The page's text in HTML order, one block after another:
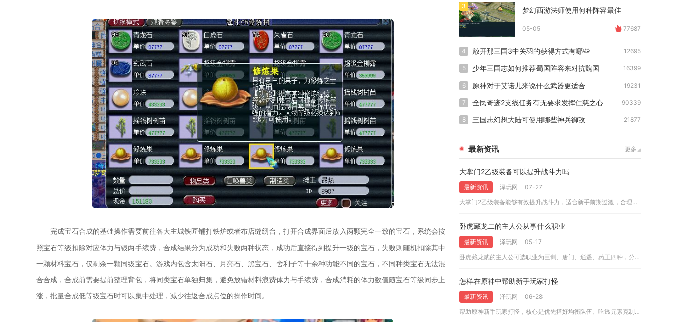
完成宝石合成的基础操作需要前往各大主城铁匠铺打铁炉或者布店缝纫台，打开合成界面后放入两颗完全一致的宝石，系统会按
照宝石等级扣除对应体力与银两手续费，合成结果分为成功和失败两种状态，成功后直接得到提升一级的宝石，失败则随机扣除其中
一颗材料宝石，仅剩余一颗同级宝石。游戏内包含太阳石、月亮石、黑宝石、舍利子等十余种功能不同的宝石，不同种类宝石无法混
合合成，合成前需要提前整理背包，将同类宝石单独归集，避免放错材料浪费体力与手续费，合成消耗的体力数值随宝石等级同步上
涨，批量合成低等级宝石时可以集中处理，减少往返合成点位的操作时间。
3 梦幻西游法师使用何种阵容最佳
05-05 77687
4 放开那三国3中关羽的获得方式有哪些 12695
5 少年三国志如何推荐蜀国阵容来对抗魏国 16399
6 原神对于艾诺儿来说什么武器更适合 19231
7 全民奇迹2支线任务有无要求发挥仁慈之心 90339
8 三国志幻想大陆可使用哪些神兵御敌 21877
最新资讯 更多
大掌门2乙级装备可以提升战斗力吗
最新资讯 泽玩网
07-27
大掌门2乙级装备能够有效提升战斗力，适合新手前期过渡，合理培...
卧虎藏龙二的主人公从事什么职业
最新资讯 泽玩网
05-17
卧虎藏龙贰的主人公可选职业为巨剑、唐门、逍遥、药王四种，分别...
怎样在原神中帮助新手玩家打怪
最新资讯 泽玩网
06-28
帮助原神新手玩家打怪，核心是优先搭好均衡队伍、吃透元素克制与...